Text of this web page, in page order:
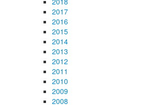
2017
2016
2015
2014
2013
2012
2011
2010
2009
2008